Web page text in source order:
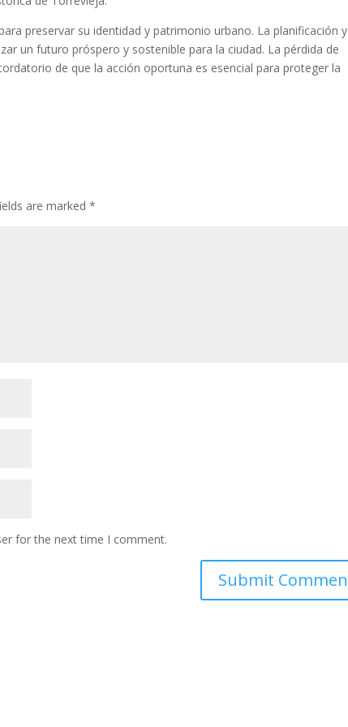
preservar su identidad y patrimonio urbano. La planificación
un futuro próspero y sostenible para la ciudad. La pérdida de
de que la acción oportuna es esencial para proteger la
are marked*
for the next time I comment.